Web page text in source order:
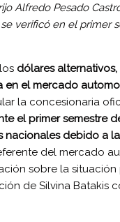
Alfredo Pesado
verificó en el primer
dólares alternativos,
en el mercado
la concesionaria
el primer semestre
nacionales debido a
del mercado
sobre la
de Silvina Batakis